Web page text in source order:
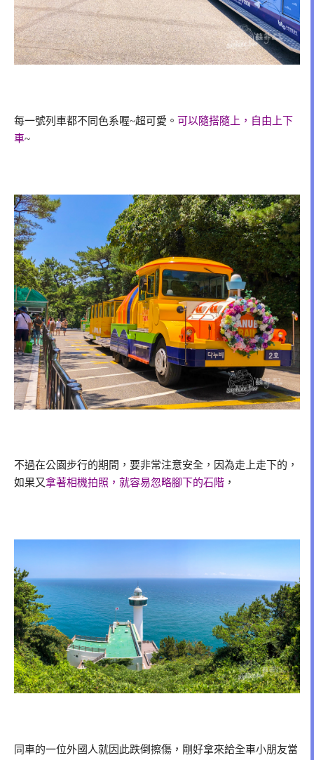
每一號列車都不同色系喔~超可愛。 可以隨搭隨上，自由上下
車~
不過在公園步行的期間，要非常注意安全，因為走上走下的，
如果又拿著相機拍照，就容易忽略腳下的石階 ，
同車的一位外國人就因此跌倒擦傷，剛好拿來給全車小朋友當